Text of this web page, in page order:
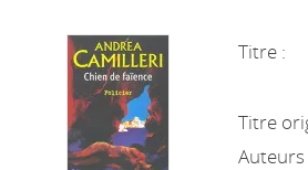
Titre :
Titre
Auteurs